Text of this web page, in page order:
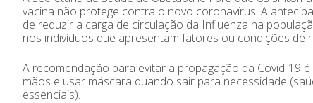
vacina não protege contra o novo coronavírus. A
de reduzir a carga de circulação da Influenza na
nos indivíduos que apresentam fatores ou condições de
A recomendação para evitar a propagação da Covid-19
mãos e usar máscara quando sair para necessidade
essenciais).